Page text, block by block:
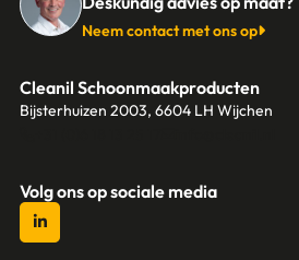
Neem contact met ons op
Cleanil Schoonmaakproducten
Bijsterhuizen 2003, 6604 LH Wijchen
Volg ons op sociale media